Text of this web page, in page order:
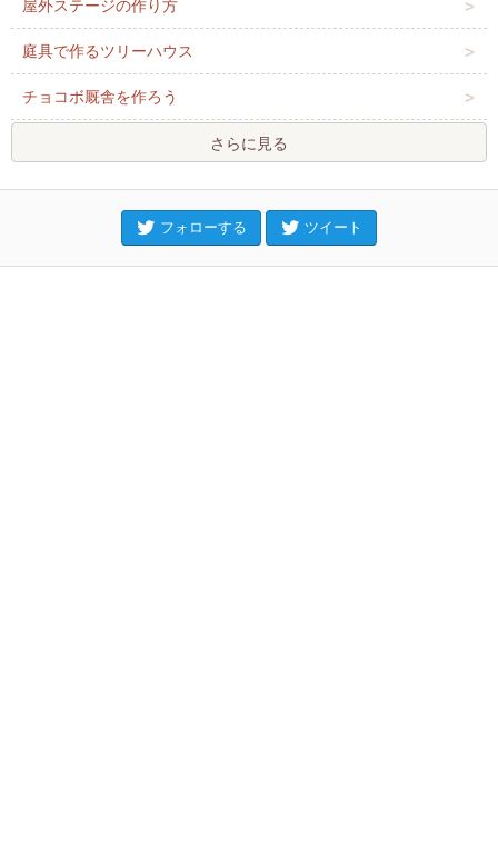
屋外ステージの作り方
庭具で作るツリーハウス
チョコボ厩舎を作ろう
さらに見る
フォローする ツイート